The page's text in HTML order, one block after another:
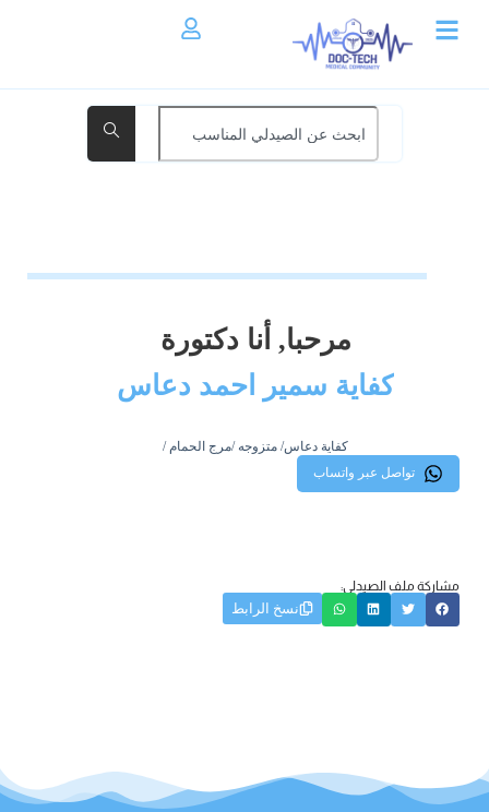
مرحبا, أنا دكتورة
كفاية سمير احمد دعاس
كفاية دعاس/ متزوجه /مرج الحمام /
تواصل عبر واتساب
مشاركة ملف الصيدلي:
نسخ الرابط